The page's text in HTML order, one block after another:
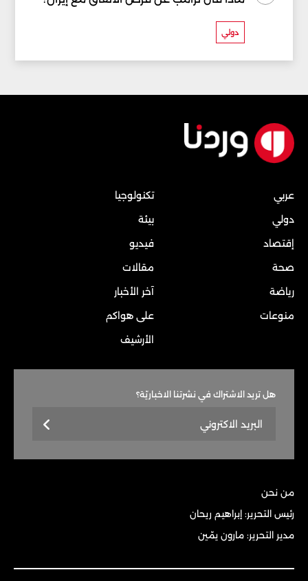
دولي
عربي
دولي
إقتصاد
صحة
رياضة
منوعات
تكنولوجيا
بيئة
فيديو
مقالات
آخر الأخبار
على هواكم
الأرشيف
هل تريد الاشتراك في نشرتنا الاخباريّة؟
من نحن
رئيس التحرير: إبراهيم ريحان
مدير التحرير: مارون يمّين